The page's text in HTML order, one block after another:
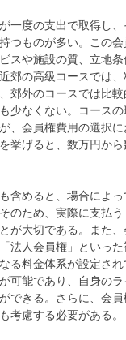
一度の支出で取得し
つものが多い。この
スや施設の質、立地
郊の高級コースでは
郊外のコースでは比
少なくない。コース
、会員権費用の選択
挙げると、数万円か
含めると、場合によ
のため、実際に支払
が大切である。また
法人会員権」といっ
る料金体系が設定さ
可能であり、自身の
できる。さらに、会
考慮する必要がある。